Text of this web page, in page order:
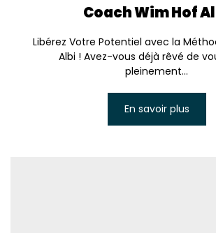
Coach Wim Hof
Libérez Votre Potentiel avec la
Albi ! Avez-vous déjà rêvé de
pleinement...
En savoir plus